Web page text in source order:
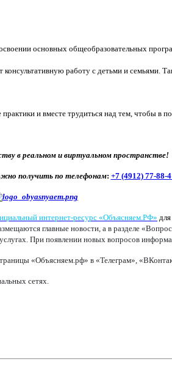
основных общеобразовательных
консультативную работу с детьми и
и вместе трудиться над тем, чтобы в
в реальном и виртуальном пространстве!
получить по телефонам: +7 (4912) 77-88-
интернет-ресурс «Объясняем.РФ»
главные новости, а в разделе
При появлении новых вопросов
«Объясняем.рф» в «Телеграм»,
сетях.